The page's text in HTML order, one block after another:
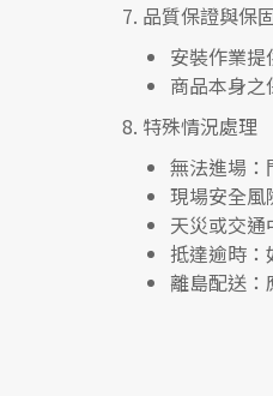
7. 品質保證與保
安裝作業
商品本身
8. 特殊情況處理
無法進場
現場安全風
天災或交通
抵達逾時
離島配送